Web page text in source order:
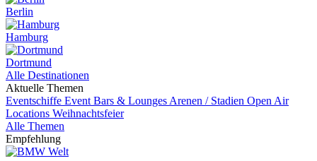
Berlin
Hamburg
Dortmund
Alle Destinationen
Aktuelle Themen
Eventschiffe Event Bars & Lounges Arenen / Stadien Open Air
Locations Weihnachtsfeier
Alle Themen
Empfehlung